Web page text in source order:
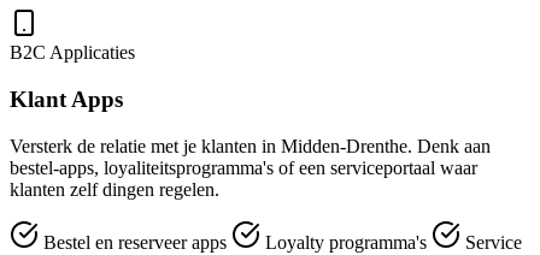
B2C Applicaties
Klant Apps
Versterk de relatie met je klanten in Midden-Drenthe. Denk aan
bestel-apps, loyaliteitsprogramma's of een serviceportaal waar
klanten zelf dingen regelen.
Bestel en reserveer apps Loyalty programma's Service